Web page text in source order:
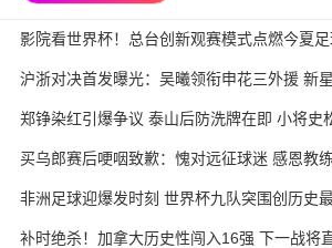
影院看世界杯！总台创新观赛模式点燃今夏
沪浙对决首发曝光：吴曦领衔申花三外援 新
郑铮染红引爆争议 泰山后防洗牌在即 小将史
买乌郎赛后哽咽致歉：愧对远征球迷 感恩教
非洲足球迎爆发时刻 世界杯九队突围创历史
补时绝杀！加拿大历史性闯入16强 下一战将